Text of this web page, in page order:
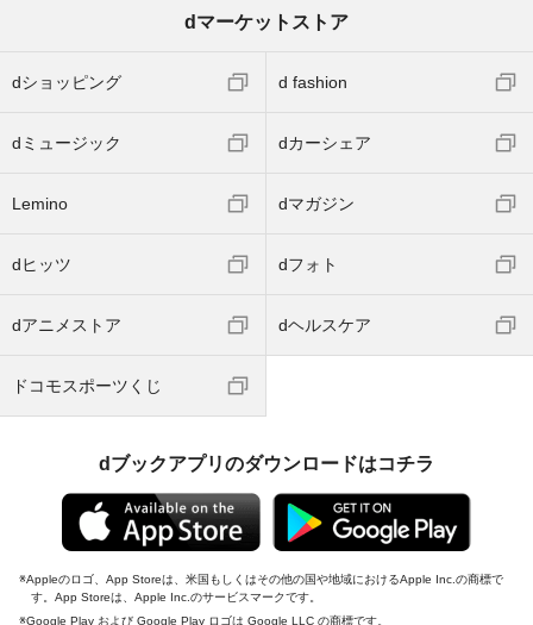
dマーケットストア
dショッピング d fashion
dミュージック dカーシェア
Lemino dマガジン
dヒッツ dフォト
dアニメストア dヘルスケア
ドコモスポーツくじ
dブックアプリのダウンロードはコチラ
Appleのロゴ、App Storeは、米国もしくはその他の国や地域におけるApple Inc.の商標で
す。App Storeは、Apple Inc.のサービスマークです。
Google Play および Google Play ロゴは Google LLC の商標です。